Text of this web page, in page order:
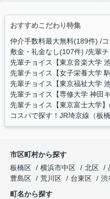
おすすめこだわり特集
仲介手数料最大無料(189件)
敷金・礼金なし(107件) 先輩
先輩チョイス【東京音楽大学
先輩チョイス【女子栄養大学
先輩チョイス【東京福祉大学
先輩チョイス【専修大学 神田
先輩チョイス【東京富士大学
コスパで探す！JR埼京線（板
市区町村から探す
板橋区
横浜市中区 北区
豊島区
荒川区 台東区
渋
町名から探す